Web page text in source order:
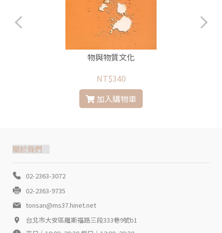
物與物質文化
NT$340
加入購物車
關於我們
02-2363-3072
02-2363-9735
tonsan@ms37.hinet.net
台北市大安區羅斯福路三段333巷9號b1